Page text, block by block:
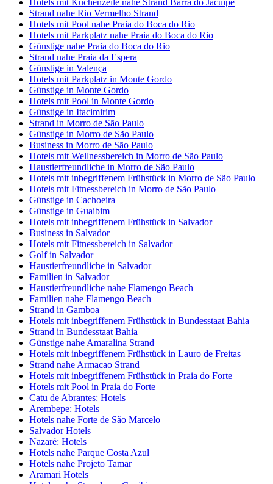
Strand nahe Rio Vermelho Strand
Hotels mit Pool nahe Praia do Boca do Rio
Hotels mit Parkplatz nahe Praia do Boca do Rio
Günstige nahe Praia do Boca do Rio
Strand nahe Praia da Espera
Günstige in Valença
Hotels mit Parkplatz in Monte Gordo
Günstige in Monte Gordo
Hotels mit Pool in Monte Gordo
Günstige in Itacimirim
Strand in Morro de São Paulo
Günstige in Morro de São Paulo
Business in Morro de São Paulo
Hotels mit Wellnessbereich in Morro de São Paulo
Haustierfreundliche in Morro de São Paulo
Hotels mit inbegriffenem Frühstück in Morro de São Paulo
Hotels mit Fitnessbereich in Morro de São Paulo
Günstige in Cachoeira
Günstige in Guaibim
Hotels mit inbegriffenem Frühstück in Salvador
Business in Salvador
Hotels mit Fitnessbereich in Salvador
Golf in Salvador
Haustierfreundliche in Salvador
Familien in Salvador
Haustierfreundliche nahe Flamengo Beach
Familien nahe Flamengo Beach
Strand in Gamboa
Hotels mit inbegriffenem Frühstück in Bundesstaat Bahia
Strand in Bundesstaat Bahia
Günstige nahe Amaralina Strand
Hotels mit inbegriffenem Frühstück in Lauro de Freitas
Strand nahe Armacao Strand
Hotels mit inbegriffenem Frühstück in Praia do Forte
Hotels mit Pool in Praia do Forte
Catu de Abrantes: Hotels
Arembepe: Hotels
Hotels nahe Forte de São Marcelo
Salvador Hotels
Nazaré: Hotels
Hotels nahe Parque Costa Azul
Hotels nahe Projeto Tamar
Aramari Hotels